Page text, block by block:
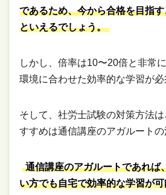
であるため、今から合格を目指
といえるでしょう。
しかし、倍率は10〜20倍と非常
環境に合わせた効率的な学習が必
そして、社労士試験の対策方法
すすめは通信講座のアガルートの
通信講座のアガルートであれば
い方でも自宅で効率的な学習が